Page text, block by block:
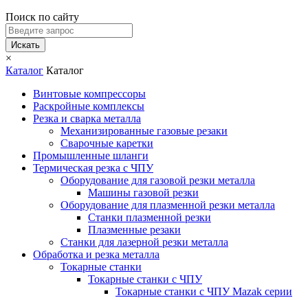
Поиск по сайту
Искать
×
Каталог Каталог
Винтовые компрессоры
Раскройные комплексы
Резка и сварка металла
Механизированные газовые резаки
Сварочные каретки
Промышленные шланги
Термическая резка с ЧПУ
Оборудование для газовой резки металла
Машины газовой резки
Оборудование для плазменной резки металла
Станки плазменной резки
Плазменные резаки
Станки для лазерной резки металла
Обработка и резка металла
Токарные станки
Токарные станки с ЧПУ
Токарные станки с ЧПУ Mazak серии